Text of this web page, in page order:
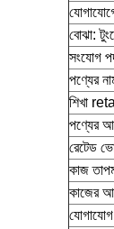
বোঝা:
সংযোগ
পণ্যের
শিখা
পণ্যের
রেটেড
কাজ
কাজের